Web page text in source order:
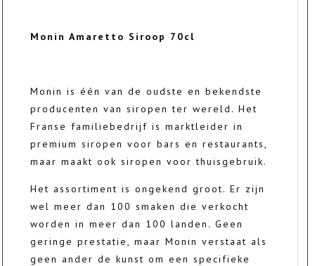
Monin Amaretto Siroop 70cl
Monin is één van de oudste en bekendste
producenten van siropen ter wereld. Het
Franse familiebedrijf is marktleider in
premium siropen voor bars en restaurants,
maar maakt ook siropen voor thuisgebruik.
Het assortiment is ongekend groot. Er zijn
wel meer dan 100 smaken die verkocht
worden in meer dan 100 landen. Geen
geringe prestatie, maar Monin verstaat als
geen ander de kunst om een specifieke